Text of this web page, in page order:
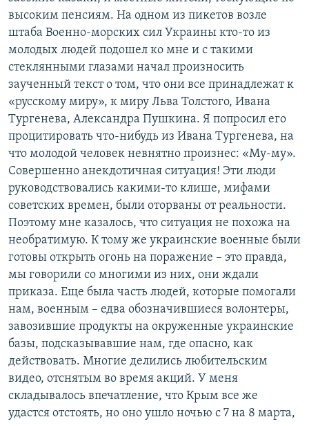
высоким пенсиям. На одном из пикетов возле
штаба Военно-морских сил Украины кто-то из
молодых людей подошел ко мне и с такими
стеклянными глазами начал произносить
заученный текст о том, что они все принадлежат к
«русскому миру», к миру Льва Толстого, Ивана
Тургенева, Александра Пушкина. Я попросил его
процитировать что-нибудь из Ивана Тургенева, на
что молодой человек невнятно произнес: «Му-му».
Совершенно анекдотичная ситуация! Эти люди
руководствовались какими-то клише, мифами
советских времен, были оторваны от реальности.
Поэтому мне казалось, что ситуация не похожа на
необратимую. К тому же украинские военные были
готовы открыть огонь на поражение – это правда,
мы говорили со многими из них, они ждали
приказа. Еще была часть людей, которые помогали
нам, военным – едва обозначившиеся волонтеры,
завозившие продукты на окруженные украинские
базы, подсказывавшие нам, где опасно, как
действовать. Многие делились любительским
видео, отснятым во время акций. У меня
складывалось впечатление, что Крым все же
удастся отстоять, но оно ушло ночью с 7 на 8 марта,